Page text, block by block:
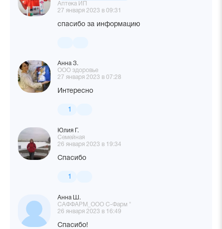
Аптека ИП
27 января 2023 в 09:31
спасибо за информацию
Анна З.
ООО здоровье
27 января 2023 в 07:28
Интересно
1
Юлия Г.
Семейная
26 января 2023 в 19:34
Спасибо
1
Анна Ш.
САФФАРМ_ООО С-Фарм "
26 января 2023 в 16:49
Спасибо!